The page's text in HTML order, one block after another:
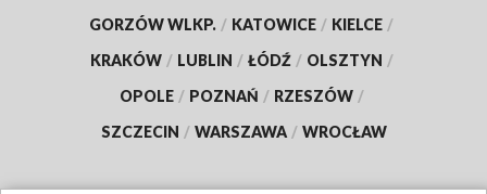
GORZÓW WLKP. / KATOWICE / KIELCE /
KRAKÓW / LUBLIN / ŁÓDŹ / OLSZTYN /
OPOLE / POZNAŃ / RZESZÓW /
SZCZECIN / WARSZAWA / WROCŁAW